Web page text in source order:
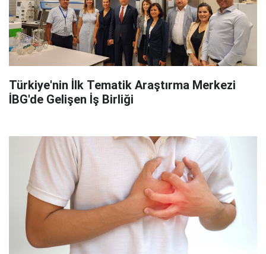
Türkiye'nin İlk Tematik Araştırma Merkezi
İBG'de Gelişen İş Birliği